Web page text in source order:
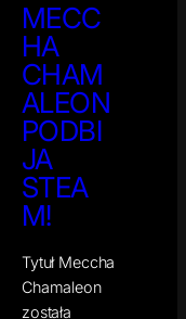
MECC
HA
CHAM
ALEON
PODBI
JA
STEA
M!
Tytuł Meccha
Chamaleon
została